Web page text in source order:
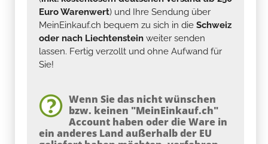
Euro Warenwert) und Ihre Sendung über
MeinEinkauf.ch bequem zu sich in die Schweiz
oder nach Liechtenstein weiter senden
lassen. Fertig verzollt und ohne Aufwand für
Sie!
Wenn Sie das nicht wünschen
bzw. keinen "MeinEinkauf.ch"
Account haben oder die Ware in
ein anderes Land außerhalb der EU